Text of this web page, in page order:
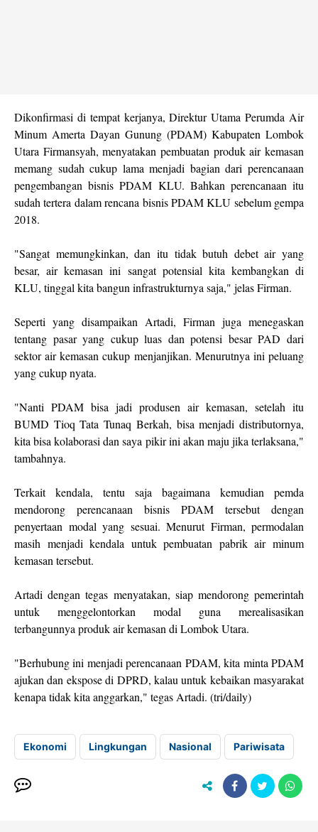
Dikonfirmasi di tempat kerjanya, Direktur Utama Perumda Air
Minum Amerta Dayan Gunung (PDAM) Kabupaten Lombok
Utara Firmansyah, menyatakan pembuatan produk air kemasan
memang sudah cukup lama menjadi bagian dari perencanaan
pengembangan bisnis PDAM KLU. Bahkan perencanaan itu
sudah tertera dalam rencana bisnis PDAM KLU sebelum gempa
2018.
"Sangat memungkinkan, dan itu tidak butuh debet air yang
besar, air kemasan ini sangat potensial kita kembangkan di
KLU, tinggal kita bangun infrastrukturnya saja," jelas Firman.
Seperti yang disampaikan Artadi, Firman juga menegaskan
tentang pasar yang cukup luas dan potensi besar PAD dari
sektor air kemasan cukup menjanjikan. Menurutnya ini peluang
yang cukup nyata.
"Nanti PDAM bisa jadi produsen air kemasan, setelah itu
BUMD Tioq Tata Tunaq Berkah, bisa menjadi distributornya,
kita bisa kolaborasi dan saya pikir ini akan maju jika terlaksana,"
tambahnya.
Terkait kendala, tentu saja bagaimana kemudian pemda
mendorong perencanaan bisnis PDAM tersebut dengan
penyertaan modal yang sesuai. Menurut Firman, permodalan
masih menjadi kendala untuk pembuatan pabrik air minum
kemasan tersebut.
Artadi dengan tegas menyatakan, siap mendorong pemerintah
untuk menggelontorkan modal guna merealisasikan
terbangunnya produk air kemasan di Lombok Utara.
"Berhubung ini menjadi perencanaan PDAM, kita minta PDAM
ajukan dan ekspose di DPRD, kalau untuk kebaikan masyarakat
kenapa tidak kita anggarkan," tegas Artadi. (tri/daily)
Ekonomi Lingkungan Nasional Pariwisata